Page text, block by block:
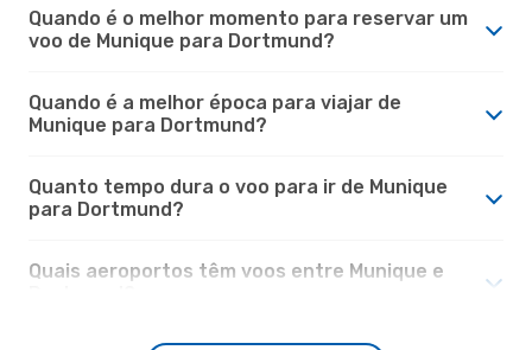
Quando é o melhor momento para reservar um
voo de Munique para Dortmund?
Quando é a melhor época para viajar de
Munique para Dortmund?
Quanto tempo dura o voo para ir de Munique
para Dortmund?
Quais aeroportos têm voos entre Munique e